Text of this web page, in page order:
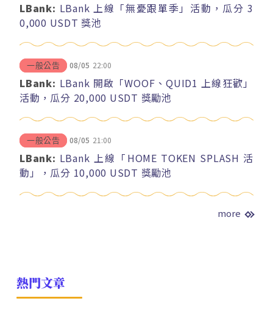
LBank: LBank 上線「無憂跟單季」活動，瓜分 3
0,000 USDT 獎池
一般公告 08/05 22:00
LBank: LBank 開啟「WOOF、QUID1 上線狂歡」
活動，瓜分 20,000 USDT 獎勵池
一般公告 08/05 21:00
LBank: LBank 上線「HOME TOKEN SPLASH 活
動」，瓜分 10,000 USDT 獎勵池
more
熱門文章